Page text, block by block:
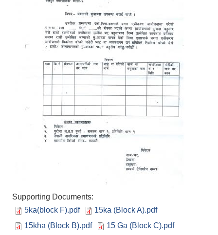
Supporting Documents:
5ka(block F).pdf
15ka (Block A).pdf
15kha (Block B).pdf
15 Ga (Block C).pdf